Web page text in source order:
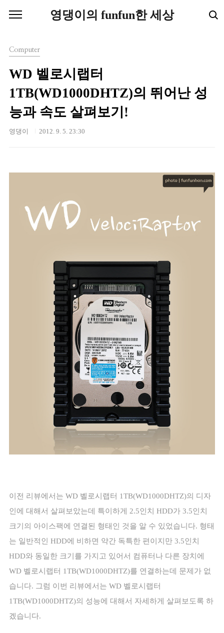
영댕이의 funfun한 세상
Computer
WD 벨로시랩터
1TB(WD1000DHTZ)의 뛰어난 성
능과 속도 살펴보기!
영댕이 2012. 9. 5. 23:30
이전 리뷰에서는 WD 벨로시랩터 1TB(WD1000DHTZ)의 디자
인에 대해서 살펴보았는데 특이하게
2.5인치 HDD가 3.5인치
크기의 아이스팩에 연결된 형태인 것을 알 수 있었습니다. 형태
는 일반적인
HDD에 비하면 약간 독특한 편이지만 3.5인치
HDD와 동일한 크기를 가지고 있어서 컴퓨터나 다른 장치에
WD 벨로시랩터 1TB(WD1000DHTZ)를 연결하는데 문제가 없
습니다. 그럼 이번 리뷰에서는 WD 벨로시랩터
1TB(WD1000DHTZ)의 성능에 대해서 자세하게 살펴보도록 하
겠습니다.